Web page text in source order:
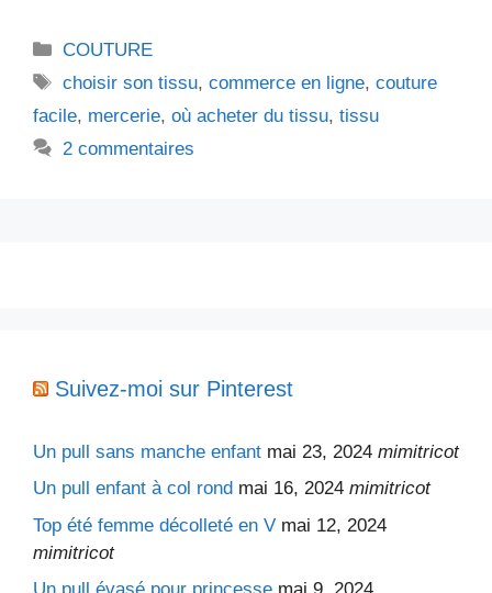
Catégories
COUTURE
Étiquettes
choisir son tissu,commerce en ligne,couture
facile, mercerie, où acheter du tissu, tissu
2 commentaires
Suivez-moi sur Pinterest
Un pull sans manche enfant mai 23, 2024 mimitricot
Un pull enfant à col rond mai 16, 2024 mimitricot
Top été femme décolleté en V mai 12, 2024
mimitricot